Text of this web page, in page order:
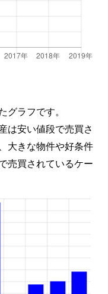
ラフです。
は安い値段で売買さ
大きな物件や好条件
売買されているケー